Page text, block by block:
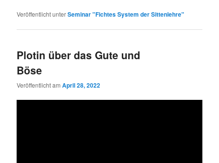
Veröffentlicht unterSeminar "Fichtes System der Sittenlehre"
Plotin über das Gute und
Böse
Veröffentlicht amApril 28, 2022